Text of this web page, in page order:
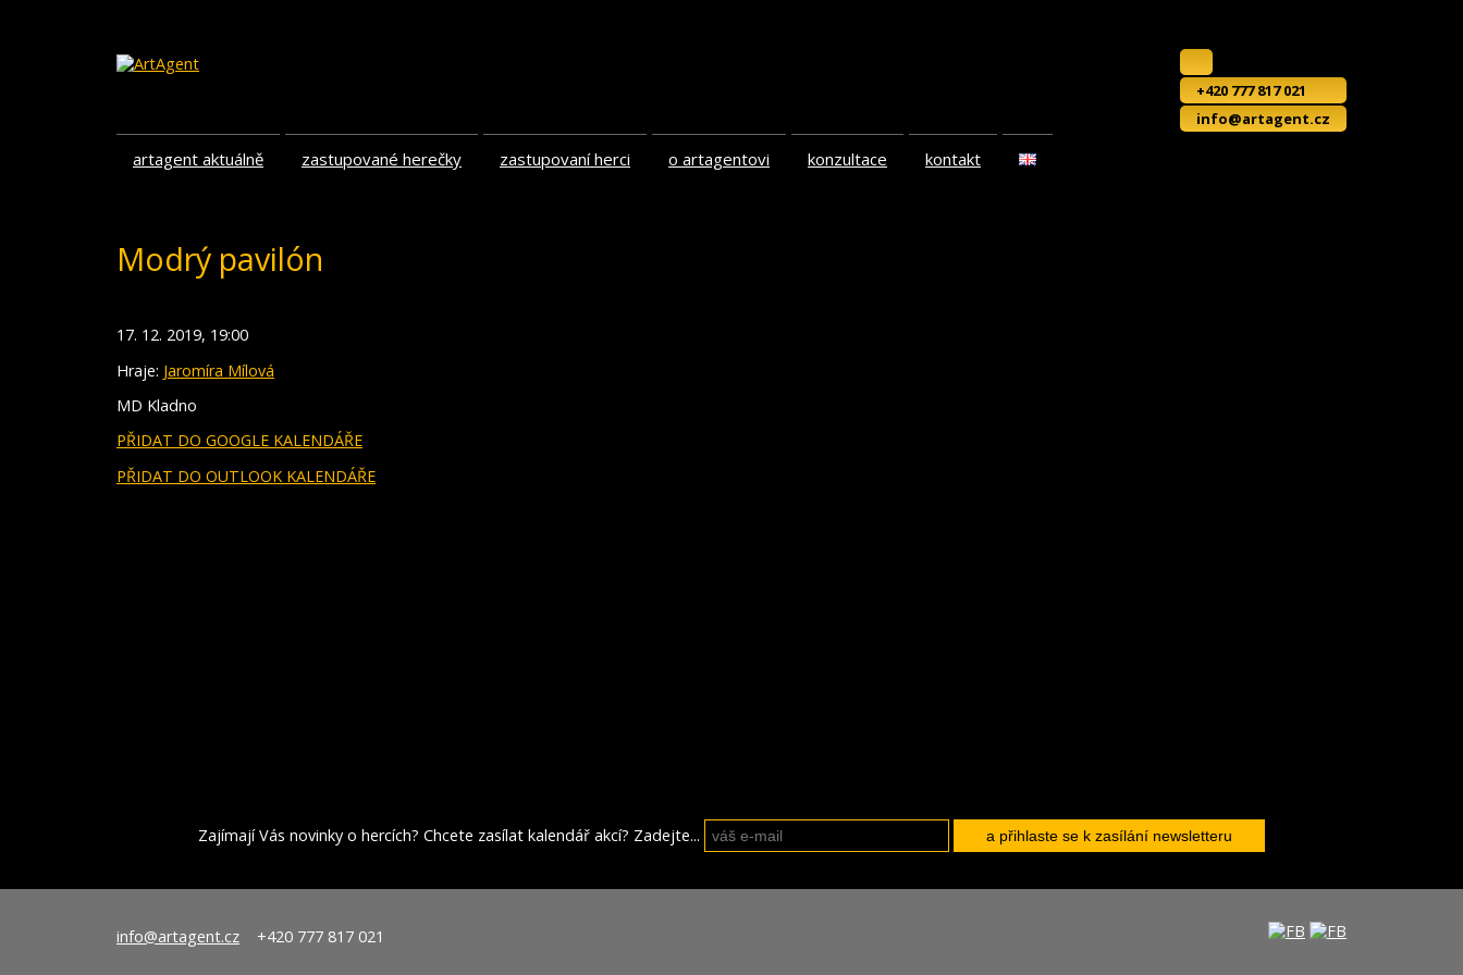
+420 777 817 021
info@artagent.cz
artagent aktuálně zastupované herečky zastupovaní herci o artagentovi konzultace kontakt
Modrý pavilón
17. 12. 2019, 19:00
Hraje: Jaromíra Mílová
MD Kladno
PŘIDAT DO GOOGLE KALENDÁŘE
PŘIDAT DO OUTLOOK KALENDÁŘE
Zajímají Vás novinky o hercích? Chcete zasílat kalendář akcí? Zadejte...
info@artagent.cz +420 777 817 021